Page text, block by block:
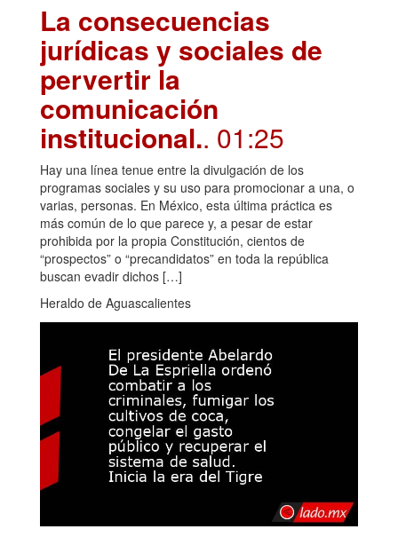
La consecuencias
jurídicas y sociales de
pervertir la
comunicación
institucional.. 01:25
Hay una línea tenue entre la divulgación de los
programas sociales y su uso para promocionar a una, o
varias, personas. En México, esta última práctica es
más común de lo que parece y, a pesar de estar
prohibida por la propia Constitución, cientos de
“prospectos” o “precandidatos” en toda la república
buscan evadir dichos […]
Heraldo de Aguascalientes